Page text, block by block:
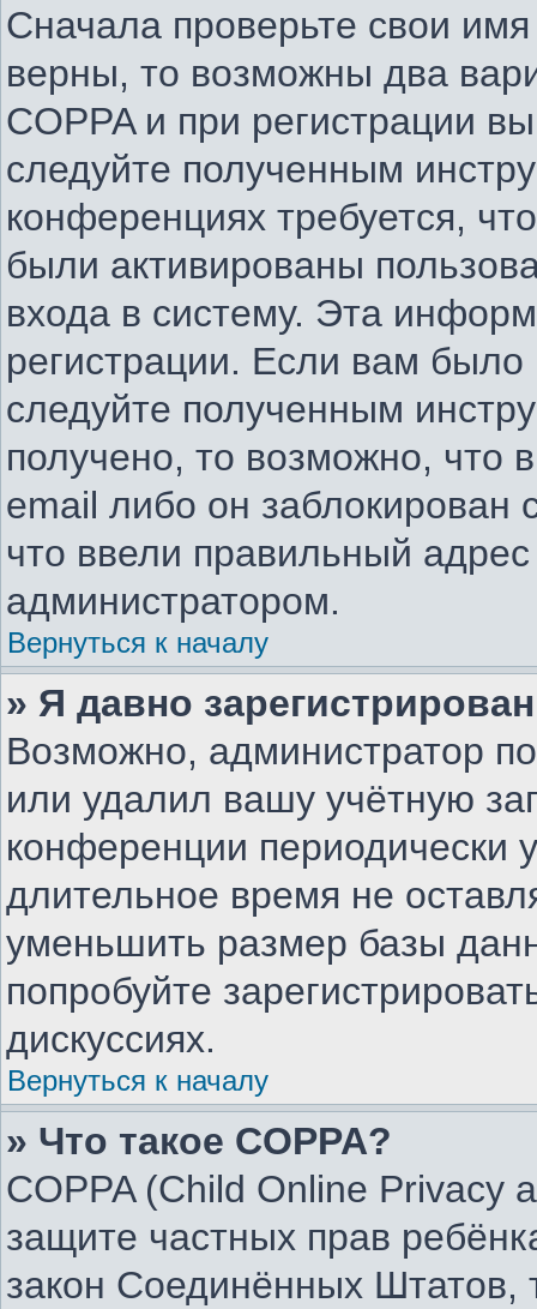
Сначала проверьте свои
верны, то возможны два
COPPA и при регистрации
следуйте полученным
конференциях требуется,
были активированы
входа в систему. Эта
регистрации. Если вам
следуйте полученным
получено, то возможно, что
email либо он
что ввели правильный
администратором.
Вернуться к началу
» Я давно
Возможно, администратор
или удалил вашу учётную
конференции периодически
длительное время не
уменьшить размер базы
попробуйте
дискуссиях.
Вернуться к началу
» Что такое COPPA?
COPPA (Child Online Privacy
защите частных прав
закон Соединённых Штатов,